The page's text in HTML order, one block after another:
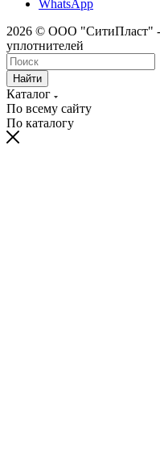
WhatsApp
2026 © ООО "СитиПласт" -
уплотнителей
Найти
Каталог
По всему сайту
По каталогу